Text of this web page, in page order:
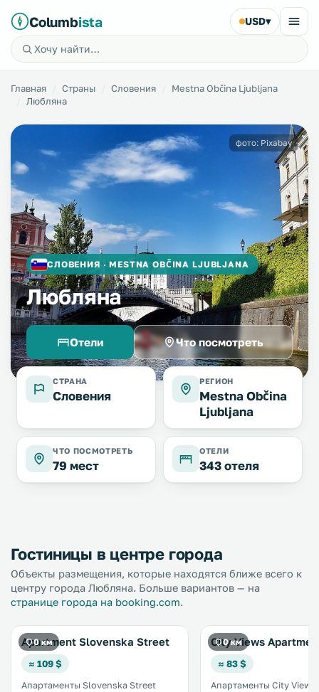
Columbista USD▾
Главная Страны Словения
Mestna Občina Ljubljana
Любляна
СЛОВЕНИЯ · MESTNA OBČINA LJUBLJANA
Любляна
Отели Что посмотреть
фото: Pixabay
СТРАНА
Словения
РЕГИОН
Mestna Občina
Ljubljana
ЧТО ПОСМОТРЕТЬ
79 мест
ОТЕЛИ
343 отеля
Гостиницы в центре города
Объекты размещения, которые находятся ближе всего к
центру города Любляна. Больше вариантов — на
странице города на booking.com.
0 км
Apartment Slovenska Street
≈ 109 $
Апартаменты Slovenska Street
0 км
City Views
≈ 83 $
Апартаменты City Views